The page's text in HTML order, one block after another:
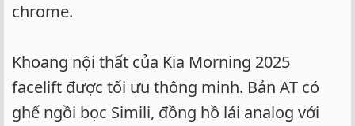
chrome.
Khoang nội thất của Kia Morning 2025
facelift được tối ưu thông minh. Bản AT có
ghế ngồi bọc Simili, đồng hồ lái analog với